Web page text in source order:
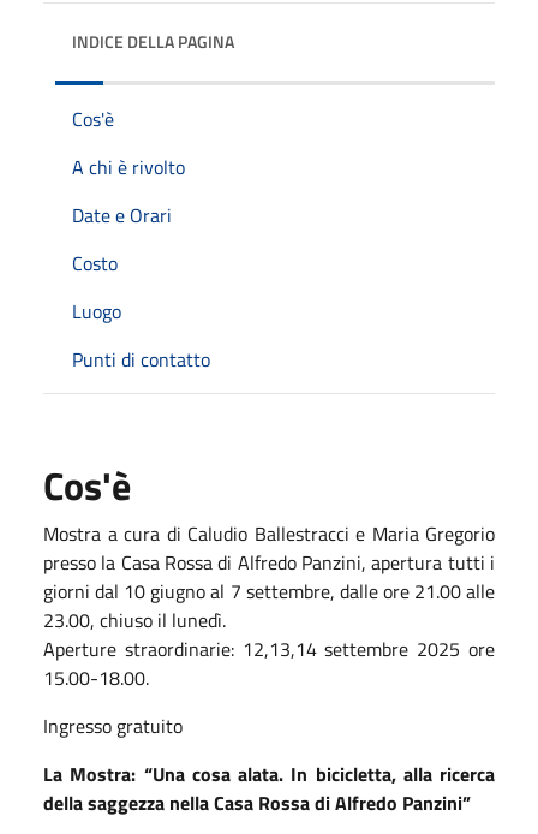
INDICE DELLA PAGINA
Cos'è
A chi è rivolto
Date e Orari
Costo
Luogo
Punti di contatto
Cos'è
Mostra a cura di Caludio Ballestracci e Maria Gregorio
presso la Casa Rossa di Alfredo Panzini, apertura tutti i
giorni dal 10 giugno al 7 settembre, dalle ore 21.00 alle
23.00, chiuso il lunedì.
Aperture straordinarie: 12,13,14 settembre 2025 ore
15.00-18.00.
Ingresso gratuito
La Mostra: “Una cosa alata. In bicicletta, alla ricerca
della saggezza nella Casa Rossa di Alfredo Panzini”